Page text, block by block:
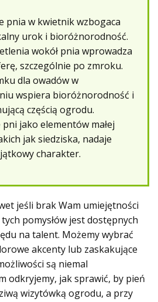
pnia w kwietnik wzbogaca
urok i bioróżnorodność.
wokół pnia wprowadza
szczególnie po zmroku.
dla owadów w
wspiera bioróżnorodność i
częścią ogrodu.
jako elementów małej
jak siedziska, nadaje
charakter.
jeśli brak Wam umiejętności
pomysłów jest dostępnych
na talent. Możemy wybrać
akcenty lub zaskakujące
są niemal
odkryjemy, jak sprawić, by pień
wizytówką ogrodu, a przy